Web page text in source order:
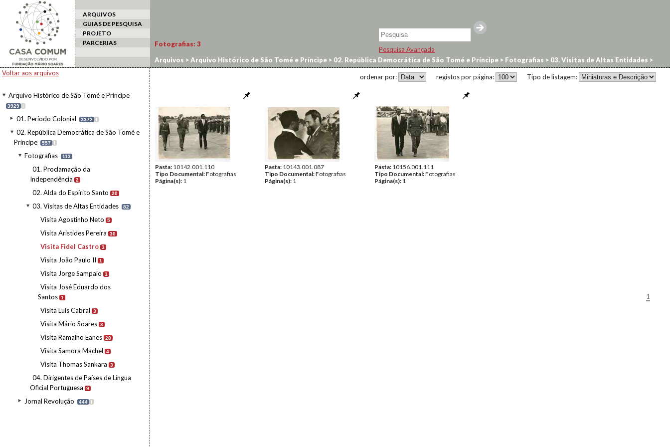
ARQUIVOS
GUIAS DE PESQUISA
PROJETO
PARCERIAS
Pesquisa Avançada
Voltar aos arquivos
Arquivo Histórico de São Tomé e Príncipe
3929 I
01. Período Colonial 3372 I
02. República Democrática de São Tomé e
Príncipe
557 I
Fotografias 113
01. Proclamação da
Independência
2
02. Alda do Espírito Santo 20
03. Visitas de Altas Entidades 82
Visita Agostinho Neto 5
Visita Aristides Pereira 30
Visita Fidel Castro 3
Visita João Paulo II 1
Visita Jorge Sampaio 1
Visita José Eduardo dos
Santos 1
Visita Luís Cabral 3
Visita Mário Soares 3
Visita Ramalho Eanes 28
Visita Samora Machel 4
Visita Thomas Sankara 3
04. Dirigentes de Países de Língua
Oficial Portuguesa
9
Jornal Revolução 444 I
Fotografias: 3
Arquivos >Arquivo Histórico de São Tomé e Príncipe > 02. República Democrática de São Tomé e Príncipe > Fotografias > 03. Visitas de Altas Entidades >
Visita Fidel Castro
Tipo de listagem:
registos por página:
ordenar por:
Pasta: 10142.001.110
Tipo Documental:Fotografias
Página(s): 1
Pasta: 10143.001.087
Tipo Documental:Fotografias
Página(s): 1
Pasta: 10156.001.111
Tipo Documental:Fotografias
Página(s): 1
1